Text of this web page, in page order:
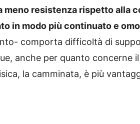
meno resistenza rispetto alla
in modo più continuato e
comporta difficoltà di
anche per quanto concerne
la camminata, è più